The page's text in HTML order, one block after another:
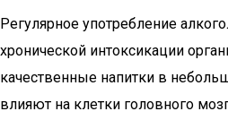
Регулярное употребление
хронической интоксикации
качественные напитки в
влияют на клетки головного